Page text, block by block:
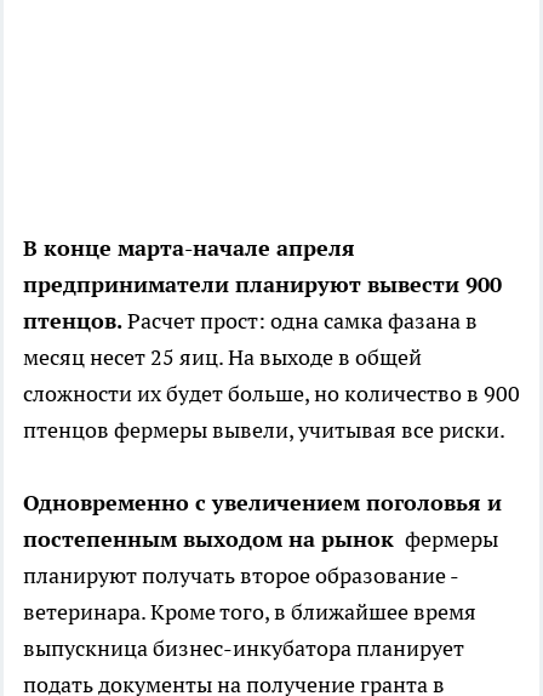
В конце марта-начале апреля
предприниматели планируют вывести 900
птенцов.Расчет прост: одна самка фазана в
месяц несет 25 яиц. На выходе в общей
сложности их будет больше, но количество в 900
птенцов фермеры вывели, учитывая все риски.
Одновременно с увеличением поголовья и
постепенным выходом на рынок фермеры
планируют получать второе образование -
ветеринара. Кроме того, в ближайшее время
выпускница бизнес-инкубатора планирует
подать документы на получение гранта в